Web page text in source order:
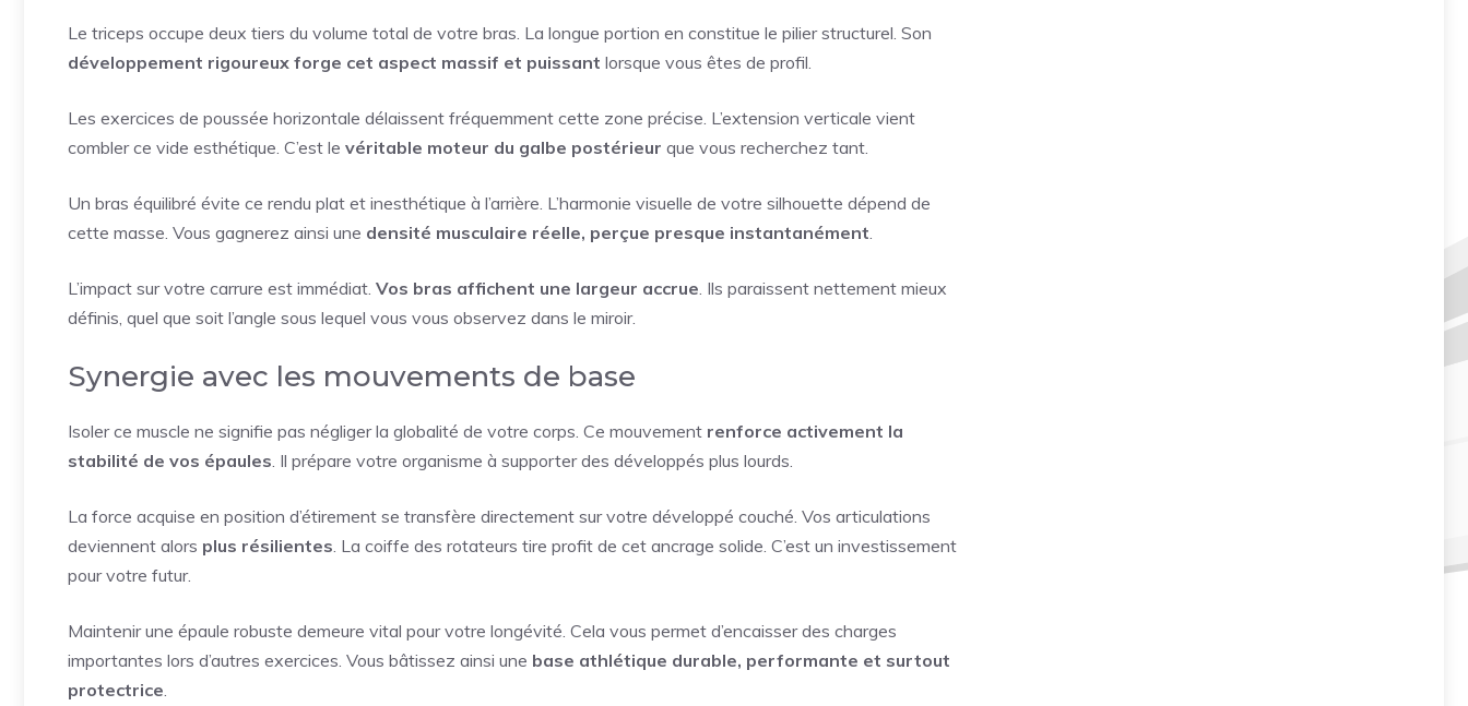
Le triceps occupe deux tiers du volume total de votre bras. La longue portion en constitue le pilier structurel. Son
développement rigoureux forge cet aspect massif et puissant lorsque vous êtes de profil.
Les exercices de poussée horizontale délaissent fréquemment cette zone précise. L’extension verticale vient
combler ce vide esthétique. C’est le véritable moteur du galbe postérieur que vous recherchez tant.
Un bras équilibré évite ce rendu plat et inesthétique à l’arrière. L’harmonie visuelle de votre silhouette dépend de
cette masse. Vous gagnerez ainsi une densité musculaire réelle, perçue presque instantanément.
L’impact sur votre carrure est immédiat. Vos bras affichent une largeur accrue. Ils paraissent nettement mieux
définis, quel que soit l’angle sous lequel vous vous observez dans le miroir.
Synergie avec les mouvements de base
Isoler ce muscle ne signifie pas négliger la globalité de votre corps. Ce mouvement renforce activement la
stabilité de vos épaules. Il prépare votre organisme à supporter des développés plus lourds.
La force acquise en position d’étirement se transfère directement sur votre développé couché. Vos articulations
deviennent alors plus résilientes. La coiffe des rotateurs tire profit de cet ancrage solide. C’est un investissement
pour votre futur.
Maintenir une épaule robuste demeure vital pour votre longévité. Cela vous permet d’encaisser des charges
importantes lors d’autres exercices. Vous bâtissez ainsi une base athlétique durable, performante et surtout
protectrice.